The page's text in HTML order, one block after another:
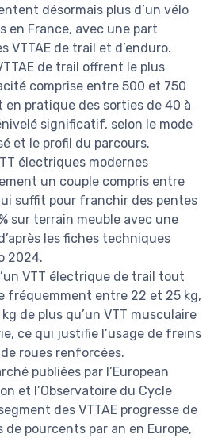
désormais plus d’un vélo
en France, avec une part
VTTAE de trail et d’enduro.
de trail offrent le plus
comprise entre 500 et 750
en pratique des sorties de 40 à
significatif, selon le mode
et le profil du parcours.
électriques modernes
un couple compris entre
suffit pour franchir des pentes
sur terrain meuble avec une
les fiches techniques
2024.
VTT électrique de trail tout
fréquemment entre 22 et 25 kg,
de plus qu’un VTT musculaire
ce qui justifie l’usage de freins
roues renforcées.
publiées par l’European
et l’Observatoire du Cycle
des VTTAE progresse de
de pourcents par an en Europe,